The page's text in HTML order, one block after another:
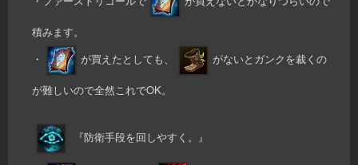
積みます。
・
が買えたとしても、 がないとガンクを裁くの
が難しいので全然これでOK。
『防衛手段を回しやすく。』